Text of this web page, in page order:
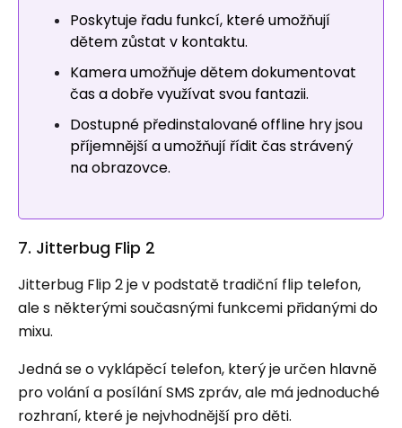
Poskytuje řadu funkcí, které umožňují
dětem zůstat v kontaktu.
Kamera umožňuje dětem dokumentovat
čas a dobře využívat svou fantazii.
Dostupné předinstalované offline hry jsou
příjemnější a umožňují řídit čas strávený
na obrazovce.
7. Jitterbug Flip 2
Jitterbug Flip 2 je v podstatě tradiční flip telefon,
ale s některými současnými funkcemi přidanými do
mixu.
Jedná se o vyklápěcí telefon, který je určen hlavně
pro volání a posílání SMS zpráv, ale má jednoduché
rozhraní, které je nejvhodnější pro děti.